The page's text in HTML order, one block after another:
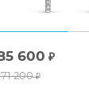
600 ₽
200₽